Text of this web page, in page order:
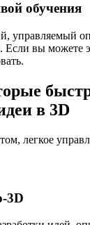
обучения
управляемый
Если вы можете
в 3D
легкое
3D